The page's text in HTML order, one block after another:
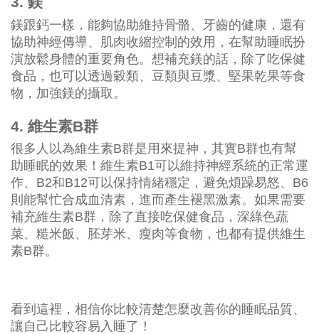
鎂跟鈣一樣，能夠協助維持骨骼、牙齒的健康，還有
協助神經傳導、肌肉收縮控制的效用，在幫助睡眠扮
演放鬆身體的重要角色。想補充鎂的話，除了吃保健
食品，也可以透過穀類、豆類與豆漿、堅果乾果等食
物，加強鎂的攝取。
4. 維生素B群
很多人以為維生素B群是用來提神，其實B群也有幫
助睡眠的效果！維生素B1可以維持神經系統的正常運
作、B2和B12可以保持情緒穩定，避免煩躁易怒、B6
則能幫忙合成血清素，進而產生褪黑激素。如果需要
補充維生素B群，除了直接吃保健食品，深綠色蔬
菜、糙米飯、胚芽米、瘦肉等食物，也都有提供維生
素B群。
看到這裡，相信你比較清楚怎麼改善你的睡眠品質、
讓自己比較容易入睡了！